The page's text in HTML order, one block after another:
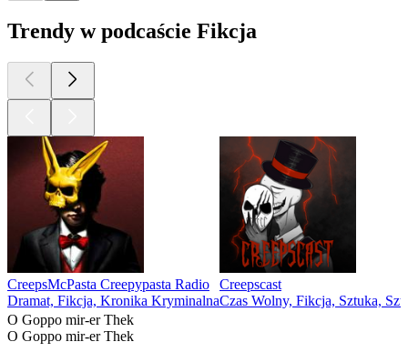
Trendy w podcaście Fikcja
CreepsMcPasta Creepypasta Radio
Dramat, Fikcja, Kronika Kryminalna
Creepscast
Czas Wolny, Fikcja, Sztuka,
O Goppo mir-er Thek
O Goppo mir-er Thek